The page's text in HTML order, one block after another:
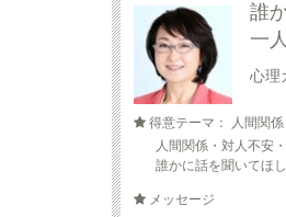
誰
一
心理
得意テーマ： 人間関係
人間関係・対人不安
誰かに話を聞いてほ
メッセージ